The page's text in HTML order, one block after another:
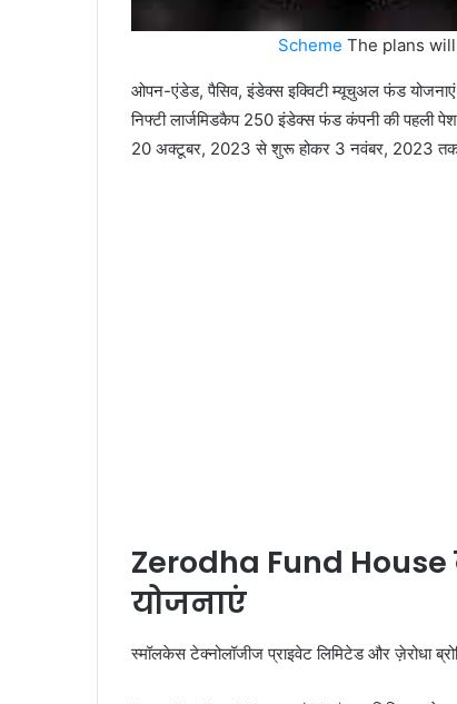
Scheme The plans
ओपन-एंडेड, पैसिव, इंडेक्स इक्विटी म्यूचुअल फंड
निफ्टी लार्जमिडकैप 250 इंडेक्स फंड कंपनी की पहली
20 अक्टूबर, 2023 से शुरू होकर 3 नवंबर, 2023
Zerodha Fund
योजनाएं
स्मॉलकेस टेक्नोलॉजीज प्राइवेट लिमिटेड और ज़ेरोधा